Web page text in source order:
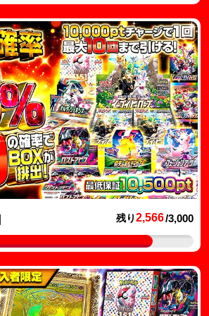
残り2,566/3,000